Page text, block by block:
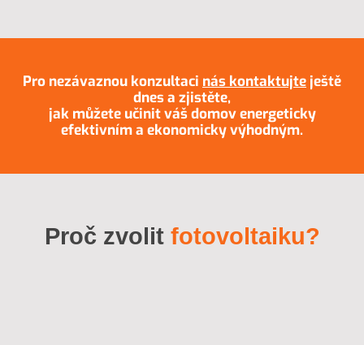
Pro nezávaznou konzultaci nás kontaktujte ještě
dnes a zjistěte,
jak můžete učinit váš domov energeticky
efektivním a ekonomicky výhodným.
Proč zvolit fotovoltaiku?